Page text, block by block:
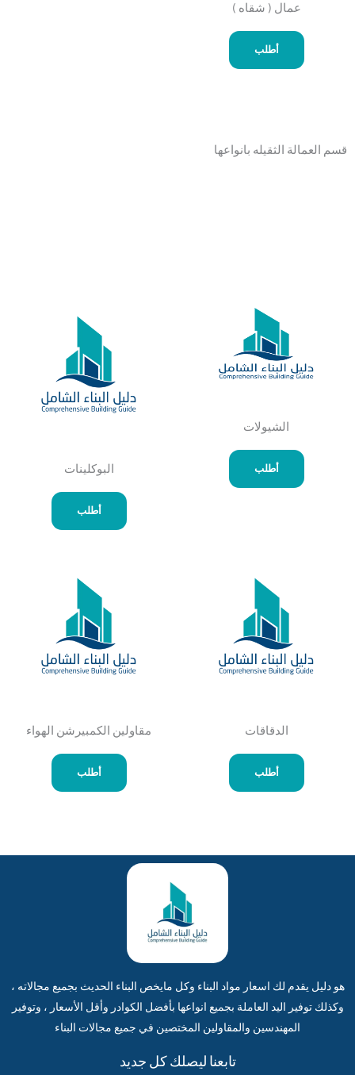
عمال ( شقاه )
أطلب
قسم العمالة الثقيله بانواعها
الشيولات
أطلب البوكلينات
أطلب
الدقاقات
أطلب
مقاولين الكمبيرشن الهواء
أطلب
هو دليل يقدم لك اسعار مواد البناء وكل مايخص البناء الحديث بجميع مجالاته ،
وكذلك توفير اليد العاملة بجميع انواعها بأفضل الكوادر وأقل الأسعار ، وتوفير
المهندسين والمقاولين المختصين في جميع مجالات البناء
تابعنا ليصلك كل جديد